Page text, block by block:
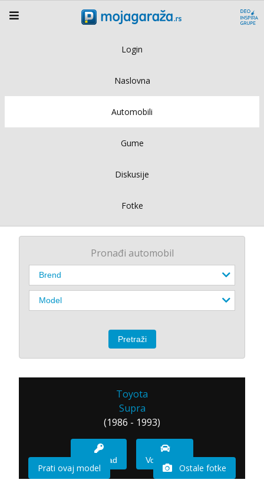
Login
Naslovna
Automobili
Gume
Diskusije
Fotke
Pronađi automobil
Toyota
Supra
(1986 - 1993)
Imam sad Vozio sam
Prati ovaj model Ostale fotke